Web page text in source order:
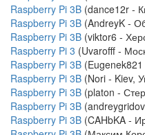
Raspberry Pi 3B (dance12r -
Raspberry Pi 3B (AndreyK -
Raspberry Pi 3B (viktor6 -
Raspberry Pi 3 (Uvarofff -
Raspberry Pi 3B
Raspberry Pi 3B (Nori - Kiev,
Raspberry Pi 3B (platon -
Raspberry Pi 3B
Raspberry Pi 3B (CAHbKA -